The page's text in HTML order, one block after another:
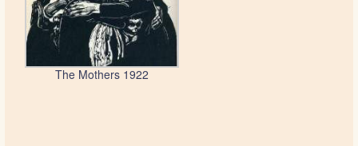
The Mothers 1922